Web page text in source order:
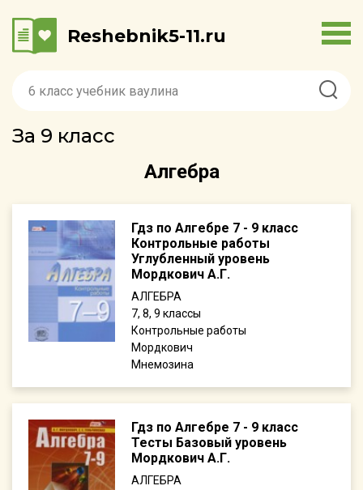
Reshebnik5-11.ru
За 9 класс
Алгебра
Гдз по Алгебре 7 - 9 класс
Контрольные работы
Углубленный уровень
Мордкович А.Г.
АЛГЕБРА
7, 8, 9
Контрольные работы
Мордкович
Мнемозина
Гдз по Алгебре 7 - 9 класс
Тесты Базовый уровень
Мордкович А.Г.
АЛГЕБРА